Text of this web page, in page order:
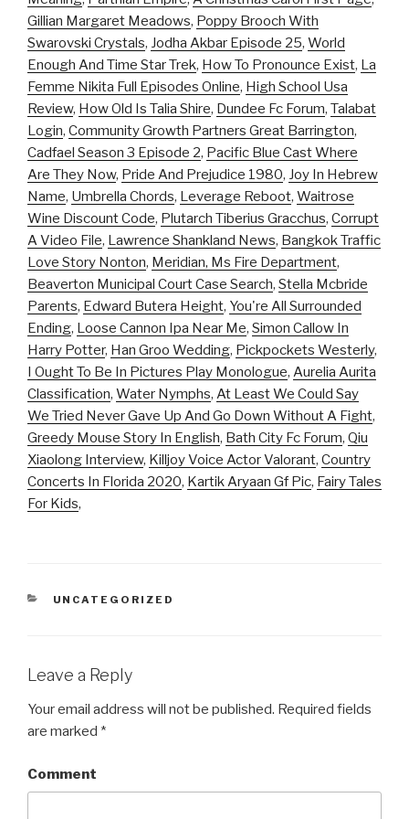
Gillian Margaret Meadows, Poppy Brooch With
Swarovski Crystals, Jodha Akbar Episode 25, World
Enough And Time Star Trek, How To Pronounce Exist, La
Femme Nikita Full Episodes Online, High School Usa
Review, How Old Is Talia Shire, Dundee Fc Forum, Talabat
Login, Community Growth Partners Great Barrington,
Cadfael Season 3 Episode 2, Pacific Blue Cast Where
Are They Now, Pride And Prejudice 1980, Joy In Hebrew
Name, Umbrella Chords, Leverage Reboot, Waitrose
Wine Discount Code, Plutarch Tiberius Gracchus, Corrupt
A Video File, Lawrence Shankland News, Bangkok Traffic
Love Story Nonton, Meridian, Ms Fire Department,
Beaverton Municipal Court Case Search, Stella Mcbride
Parents, Edward Butera Height, You're All Surrounded
Ending, Loose Cannon Ipa Near Me, Simon Callow In
Harry Potter, Han Groo Wedding, Pickpockets Westerly,
I Ought To Be In Pictures Play Monologue, Aurelia Aurita
Classification, Water Nymphs, At Least We Could Say
We Tried Never Gave Up And Go Down Without A Fight,
Greedy Mouse Story In English, Bath City Fc Forum, Qiu
Xiaolong Interview, Killjoy Voice Actor Valorant, Country
Concerts In Florida 2020, Kartik Aryaan Gf Pic, Fairy Tales
For Kids,
CATEGORIES
UNCATEGORIZED
Leave a Reply
Your email address will not be published. Required fields
are marked *
Comment